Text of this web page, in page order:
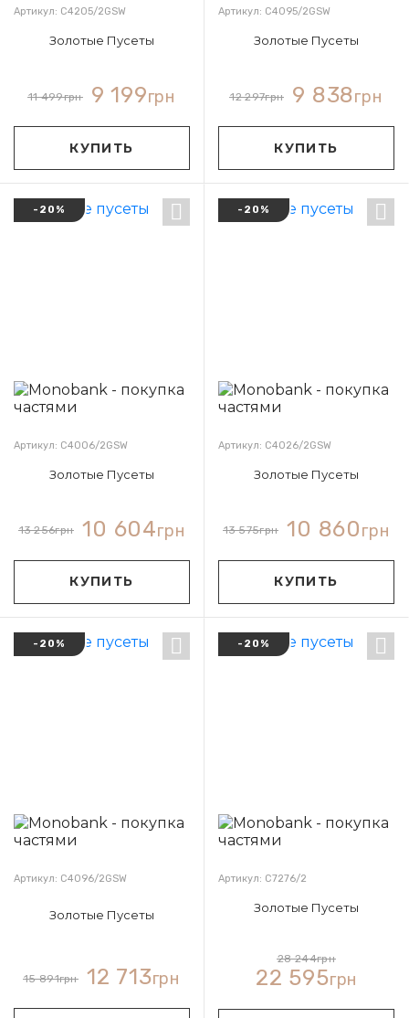
Артикул: С4205/2GSW
Золотые Пусеты
11 499грн 9 199грн
КУПИТЬ
Артикул: С4095/2GSW
Золотые Пусеты
12 297грн 9 838грн
КУПИТЬ
-20%
Артикул: С4006/2GSW
Золотые Пусеты
13 256грн 10 604грн
КУПИТЬ
-20%
Артикул: С4026/2GSW
Золотые Пусеты
13 575грн 10 860грн
КУПИТЬ
-20%
Артикул: С4096/2GSW
Золотые Пусеты
15 891грн 12 713грн
-20%
Артикул: С7276/2
Золотые Пусеты
28 244грн
22 595грн